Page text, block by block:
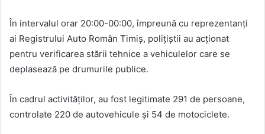
În intervalul orar 20:00-00:00, împreună cu reprezentanți
ai Registrului Auto Român Timiș, polițiștii au acționat
pentru verificarea stării tehnice a vehiculelor care se
deplasează pe drumurile publice.
În cadrul activităților, au fost legitimate 291 de persoane,
controlate 220 de autovehicule și 54 de motociclete.